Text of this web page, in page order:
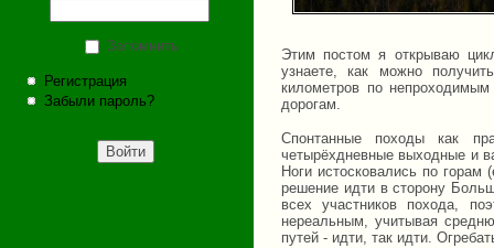
Запомнить
Регистрация
Забыли пароль?
Этим постом я открываю
узнаете, как можно
километров по
дорогам.
Спонтанные походы как
четырёхдневные выходные и
Ноги истосковались по
решение идти в сторону
всех участников похода,
нереальным, учитывая
путей - идти, так идти.